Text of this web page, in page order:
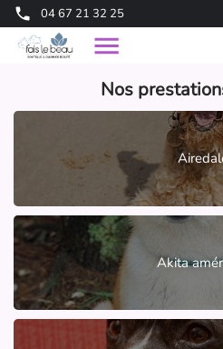
04 67 21 32 25
Nos
Akita